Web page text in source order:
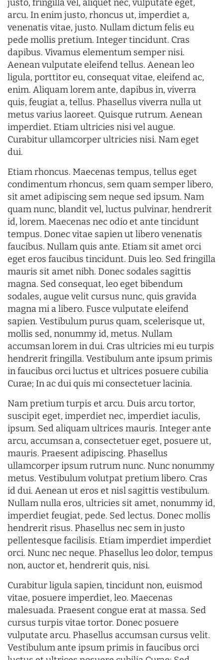
justo, fringilla vel, aliquet nec, vulputate eget,
arcu. In enim justo, rhoncus ut, imperdiet a,
venenatis vitae, justo. Nullam dictum felis eu
pede mollis pretium. Integer tincidunt. Cras
dapibus. Vivamus elementum semper nisi.
Aenean vulputate eleifend tellus. Aenean leo
ligula, porttitor eu, consequat vitae, eleifend ac,
enim. Aliquam lorem ante, dapibus in, viverra
quis, feugiat a, tellus. Phasellus viverra nulla ut
metus varius laoreet. Quisque rutrum. Aenean
imperdiet. Etiam ultricies nisi vel augue.
Curabitur ullamcorper ultricies nisi. Nam eget
dui.
Etiam rhoncus. Maecenas tempus, tellus eget
condimentum rhoncus, sem quam semper libero,
sit amet adipiscing sem neque sed ipsum. Nam
quam nunc, blandit vel, luctus pulvinar, hendrerit
id, lorem. Maecenas nec odio et ante tincidunt
tempus. Donec vitae sapien ut libero venenatis
faucibus. Nullam quis ante. Etiam sit amet orci
eget eros faucibus tincidunt. Duis leo. Sed fringilla
mauris sit amet nibh. Donec sodales sagittis
magna. Sed consequat, leo eget bibendum
sodales, augue velit cursus nunc, quis gravida
magna mi a libero. Fusce vulputate eleifend
sapien. Vestibulum purus quam, scelerisque ut,
mollis sed, nonummy id, metus. Nullam
accumsan lorem in dui. Cras ultricies mi eu turpis
hendrerit fringilla. Vestibulum ante ipsum primis
in faucibus orci luctus et ultrices posuere cubilia
Curae; In ac dui quis mi consectetuer lacinia.
Nam pretium turpis et arcu. Duis arcu tortor,
suscipit eget, imperdiet nec, imperdiet iaculis,
ipsum. Sed aliquam ultrices mauris. Integer ante
arcu, accumsan a, consectetuer eget, posuere ut,
mauris. Praesent adipiscing. Phasellus
ullamcorper ipsum rutrum nunc. Nunc nonummy
metus. Vestibulum volutpat pretium libero. Cras
id dui. Aenean ut eros et nisl sagittis vestibulum.
Nullam nulla eros, ultricies sit amet, nonummy id,
imperdiet feugiat, pede. Sed lectus. Donec mollis
hendrerit risus. Phasellus nec sem in justo
pellentesque facilisis. Etiam imperdiet imperdiet
orci. Nunc nec neque. Phasellus leo dolor, tempus
non, auctor et, hendrerit quis, nisi.
Curabitur ligula sapien, tincidunt non, euismod
vitae, posuere imperdiet, leo. Maecenas
malesuada. Praesent congue erat at massa. Sed
cursus turpis vitae tortor. Donec posuere
vulputate arcu. Phasellus accumsan cursus velit.
Vestibulum ante ipsum primis in faucibus orci